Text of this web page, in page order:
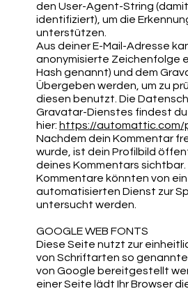
den User-Agent-String
identifiziert), um die
unterstützen.
Aus deiner E-Mail-Adresse
anonymisierte Zeichenfolge
Hash genannt) und dem
Übergeben werden, um zu
diesen benutzt. Die
Gravatar-Dienstes findest du
hier: https://automattic.com/
Nachdem dein Kommentar
wurde, ist dein Profilbild
deines Kommentars sichtbar.
Kommentare könnten von
automatisierten Dienst zur
untersucht werden.
GOOGLE WEB FONTS
Diese Seite nutzt zur
von Schriftarten so
von Google bereitgestellt
einer Seite lädt Ihr Browser